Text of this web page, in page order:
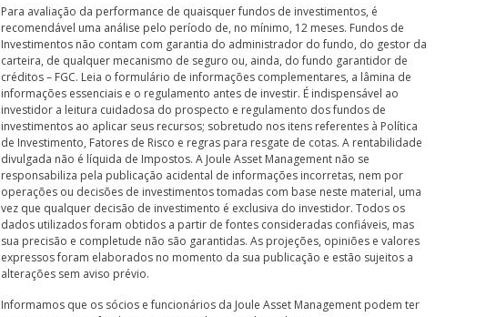
Para avaliação da performance de quaisquer fundos de investimentos, é
recomendável uma análise pelo período de, no mínimo, 12 meses. Fundos de
Investimentos não contam com garantia do administrador do fundo, do gestor da
carteira, de qualquer mecanismo de seguro ou, ainda, do fundo garantidor de
créditos – FGC. Leia o formulário de informações complementares, a lâmina de
informações essenciais e o regulamento antes de investir. É indispensável ao
investidor a leitura cuidadosa do prospecto e regulamento dos fundos de
investimentos ao aplicar seus recursos; sobretudo nos itens referentes à Política
de Investimento, Fatores de Risco e regras para resgate de cotas. A rentabilidade
divulgada não é líquida de Impostos. A Joule Asset Management não se
responsabiliza pela publicação acidental de informações incorretas, nem por
operações ou decisões de investimentos tomadas com base neste material, uma
vez que qualquer decisão de investimento é exclusiva do investidor. Todos os
dados utilizados foram obtidos a partir de fontes consideradas confiáveis, mas
sua precisão e completude não são garantidas. As projeções, opiniões e valores
expressos foram elaborados no momento da sua publicação e estão sujeitos a
alterações sem aviso prévio.
Informamos que os sócios e funcionários da Joule Asset Management podem ter